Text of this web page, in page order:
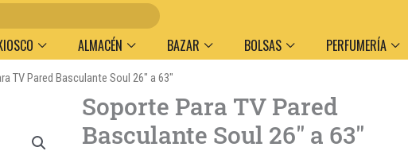
ALMACÉN BAZAR BOLSAS PERFUMERÍA
TV Pared Basculante Soul 26″ a 63″
Soporte Para TV Pared
Basculante Soul 26″ a 63″